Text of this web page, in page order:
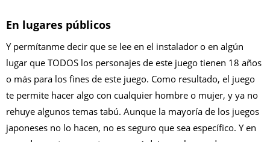
En lugares públicos
Y permítanme decir que se lee en el instalador o en algún
lugar que TODOS los personajes de este juego tienen 18 años
o más para los fines de este juego. Como resultado, el juego
te permite hacer algo con cualquier hombre o mujer, y ya no
rehuye algunos temas tabú. Aunque la mayoría de los juegos
japoneses no lo hacen, no es seguro que sea específico. Y en